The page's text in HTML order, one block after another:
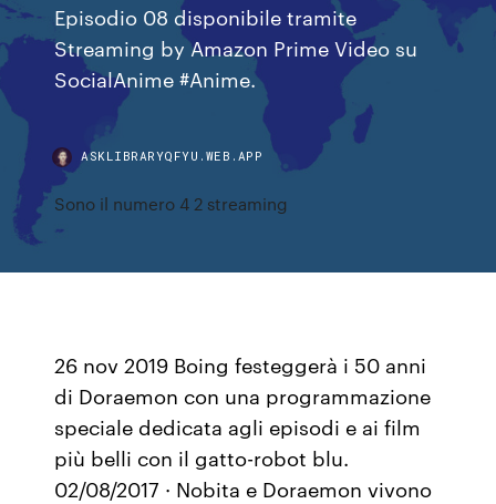
Episodio 08 disponibile tramite
Streaming by Amazon Prime Video su
SocialAnime #Anime.
ASKLIBRARYQFYU.WEB.APP
Sono il numero 4 2 streaming
26 nov 2019 Boing festeggerà i 50 anni
di Doraemon con una programmazione
speciale dedicata agli episodi e ai film
più belli con il gatto-robot blu.
02/08/2017 · Nobita e Doraemon vivono